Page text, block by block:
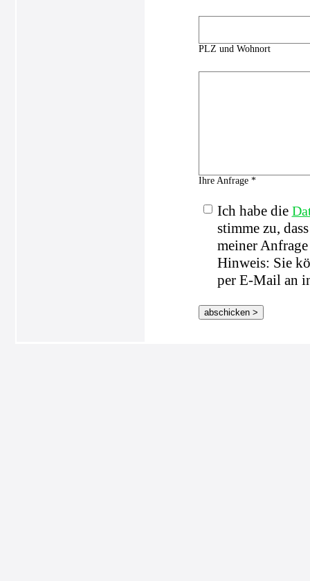
PLZ und Wohnort
Ihre Anfrage *
Ich habe die
stimme zu,
meiner
Hinweis: Sie
per E-Mail an